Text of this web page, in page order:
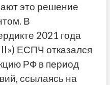
это решение
В
2021 года
II») ЕСПЧ отказался
РФ в период
ссылаясь на